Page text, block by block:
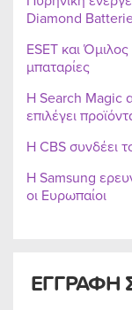
ΕΓΓΡΑΦΗ
Diamond
ESET και
μπαταρίες
Η Search Magic
επιλέγει
Η CBS συνδέει
Η Samsung
οι Ευρωπαίοι